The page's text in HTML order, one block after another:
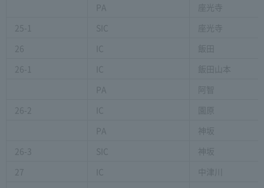
PA
座光寺
25-1
SIC
座光寺
26
IC
飯田
26-1
IC
飯田山本
PA
阿智
26-2
IC
園原
PA
神坂
26-3
SIC
神坂
27
IC
中津川